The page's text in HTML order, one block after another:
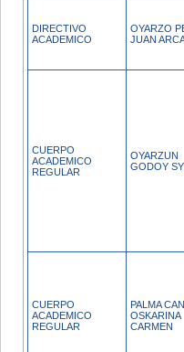
DIRECTIVO
ACADEMICO
OYARZO
JUAN
CUERPO
ACADEMICO
REGULAR
OYARZUN
GODOY
CUERPO
ACADEMICO
REGULAR
PALMA
OSKARINA
CARMEN